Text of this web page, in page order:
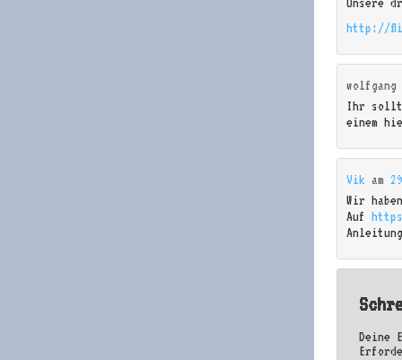
http://
wolfgang
Ihr
einem
Vik am
Wir
Auf
Deine